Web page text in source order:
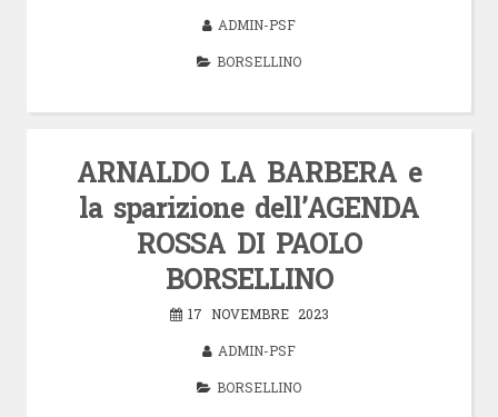
ADMIN-PSF
BORSELLINO
ARNALDO LA BARBERA e
la sparizione dell’AGENDA
ROSSA DI PAOLO
BORSELLINO
17 NOVEMBRE 2023
ADMIN-PSF
BORSELLINO